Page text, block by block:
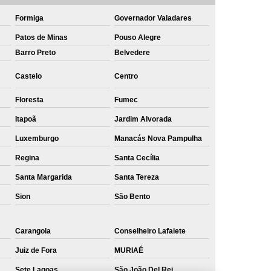
Formiga Governador Valadares
Patos de Minas
Pouso Alegre
Barro Preto Belvedere
Castelo Centro
Floresta Fumec
Itapoã Jardim Alvorada
Luxemburgo Manacás Nova Pampulha
Regina Santa Cecília
Santa Margarida Santa Tereza
Sion São Bento
Carangola Conselheiro Lafaiete
Juiz de Fora MURIAÉ